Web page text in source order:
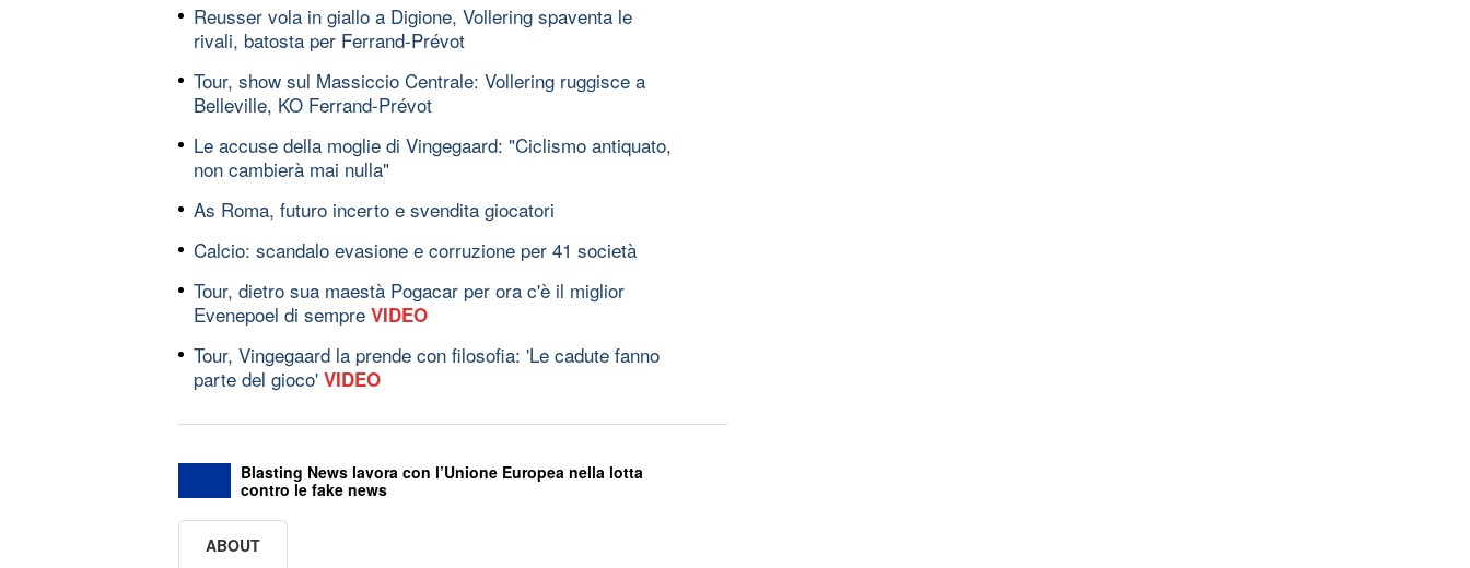
Reusser vola in giallo a Digione, Vollering spaventa le
rivali, batosta per Ferrand-Prévot
Tour, show sul Massiccio Centrale: Vollering ruggisce a
Belleville, KO Ferrand-Prévot
Le accuse della moglie di Vingegaard: "Ciclismo antiquato,
non cambierà mai nulla"
As Roma, futuro incerto e svendita giocatori
Calcio: scandalo evasione e corruzione per 41 società
Tour, dietro sua maestà Pogacar per ora c'è il miglior
Evenepoel di sempre VIDEO
Tour, Vingegaard la prende con filosofia: 'Le cadute fanno
parte del gioco' VIDEO
Blasting News lavora con l’Unione Europea nella lotta
contro le fake news
ABOUT